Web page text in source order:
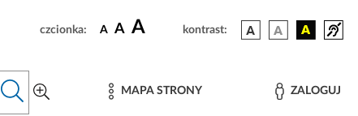
czcionka: A A A kontrast:
MAPA STRONY ZALOGUJ